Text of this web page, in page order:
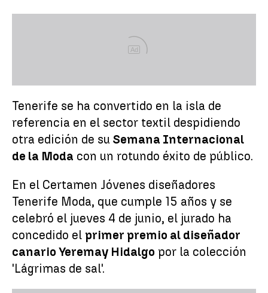
Ad
Tenerife se ha convertido en la isla de
referencia en el sector textil despidiendo
otra edición de su Semana Internacional
de la Moda con un rotundo éxito de público.
En el Certamen Jóvenes diseñadores
Tenerife Moda, que cumple 15 años y se
celebró el jueves 4 de junio, el jurado ha
concedido el primer premio al diseñador
canario Yeremay Hidalgo por la colección
'Lágrimas de sal'.